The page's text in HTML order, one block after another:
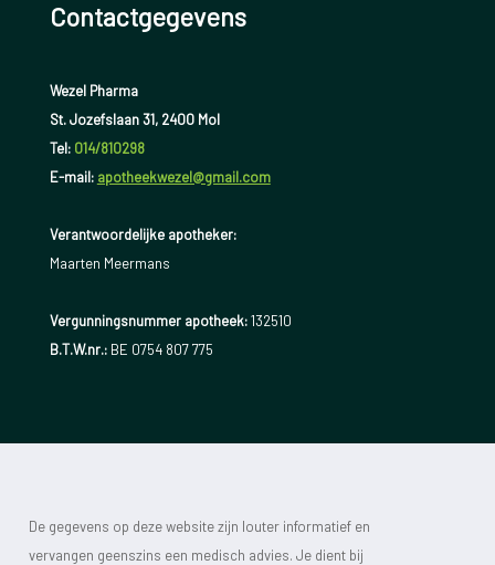
Contactgegevens
Wezel Pharma
St. Jozefslaan 31, 2400 Mol
Tel: 014/810298
E-mail: apotheekwezel@gmail.com
Verantwoordelijke apotheker:
Maarten Meermans
Vergunningsnummer apotheek:132510
B.T.W.nr.:BE 0754 807 775
De gegevens op deze website zijn louter informatief en
vervangen geenszins een medisch advies. Je dient bij